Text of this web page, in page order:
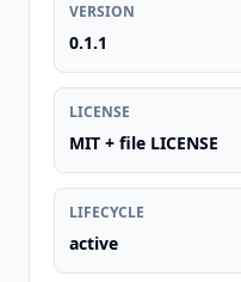
VERSION
0.1.1
LICENSE
MIT + file LICENSE
LIFECYCLE
active